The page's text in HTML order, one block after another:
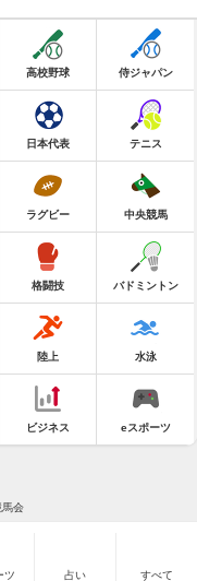
高校野球 侍ジャパン
日本代表 テニス
ラグビー 中央競馬
格闘技 バドミントン
陸上 水泳
ビジネス eスポーツ
馬会
ツ 占い すべて